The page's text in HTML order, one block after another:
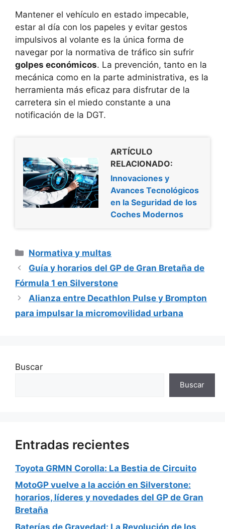
Mantener el vehículo en estado impecable,
estar al día con los papeles y evitar gestos
impulsivos al volante es la única forma de
navegar por la normativa de tráfico sin sufrir
golpes económicos. La prevención, tanto en la
mecánica como en la parte administrativa, es la
herramienta más eficaz para disfrutar de la
carretera sin el miedo constante a una
notificación de la DGT.
ARTÍCULO
RELACIONADO:
Innovaciones y
Avances Tecnológicos
en la Seguridad de los
Coches Modernos
Categorías
Normativa y multas
Guía y horarios del GP de Gran Bretaña de
Fórmula 1 en Silverstone
Alianza entre Decathlon Pulse y Brompton
para impulsar la micromovilidad urbana
Buscar
Buscar
Entradas recientes
Toyota GRMN Corolla: La Bestia de Circuito
MotoGP vuelve a la acción en Silverstone:
horarios, líderes y novedades del GP de Gran
Bretaña
Baterías de Gravedad: La Revolución de los